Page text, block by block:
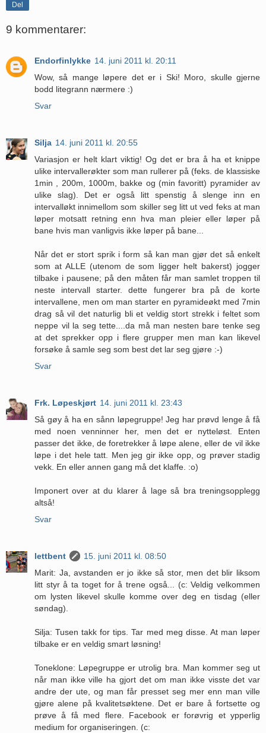
Del
9 kommentarer:
Endorfinlykke 14. juni 2011 kl. 20:11
Wow, så mange løpere det er i Ski! Moro, skulle gjerne
bodd litegrann nærmere :)
Svar
Silja 14. juni 2011 kl. 20:55
Variasjon er helt klart viktig! Og det er bra å ha et knippe
ulike intervallerøkter som man rullerer på (feks. de klassiske
1min , 200m, 1000m, bakke og (min favoritt) pyramider av
ulike slag). Det er også litt spenstig å slenge inn en
intervalløkt innimellom som skiller seg litt ut ved feks at man
løper motsatt retning enn hva man pleier eller løper på
bane hvis man vanligvis ikke løper på bane...
Når det er stort sprik i form så kan man gjør det så enkelt
som at ALLE (utenom de som ligger helt bakerst) jogger
tilbake i pausene; på den måten får man samlet troppen til
neste intervall starter. dette fungerer bra på de korte
intervallene, men om man starter en pyramideøkt med 7min
drag så vil det naturlig bli et veldig stort strekk i feltet som
neppe vil la seg tette....da må man nesten bare tenke seg
at det sprekker opp i flere grupper men man kan likevel
forsøke å samle seg som best det lar seg gjøre :-)
Svar
Frk. Løpeskjørt 14. juni 2011 kl. 23:43
Så gøy å ha en sånn løpegruppe! Jeg har prøvd lenge å få
med noen venninner her, men det er nytteløst. Enten
passer det ikke, de foretrekker å løpe alene, eller de vil ikke
løpe i det hele tatt. Men jeg gir ikke opp, og prøver stadig
vekk. En eller annen gang må det klaffe. :o)
Imponert over at du klarer å lage så bra treningsopplegg
altså!
Svar
lettbent
15. juni 2011 kl. 08:50
Marit: Ja, avstanden er jo ikke så stor, men det blir liksom
litt styr å ta toget for å trene også... (c: Veldig velkommen
om lysten likevel skulle komme over deg en tisdag (eller
søndag).
Silja: Tusen takk for tips. Tar med meg disse. At man løper
tilbake er en veldig smart løsning!
Toneklone: Løpegruppe er utrolig bra. Man kommer seg ut
når man ikke ville ha gjort det om man ikke visste det var
andre der ute, og man får presset seg mer enn man ville
gjøre alene på kvalitetsøktene. Det er bare å fortsette og
prøve å få med flere. Facebook er forøvrig et ypperlig
medium for organiseringen. (c: